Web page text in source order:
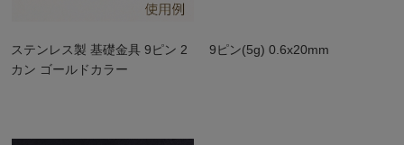
ステンレス製 基礎金具 9ピン 2
カン ゴールドカラー
9ピン(5g) 0.6x20mm